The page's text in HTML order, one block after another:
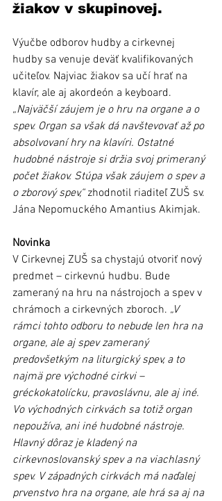
žiakov v skupinovej.
Výučbe odborov hudby a cirkevnej
hudby sa venuje deväť kvalifikovaných
učiteľov. Najviac žiakov sa učí hrať na
klavír, ale aj akordeón a keyboard.
„Najväčší záujem je o hru na organe a o
spev. Organ sa však dá navštevovať až po
absolvovaní hry na klavíri. Ostatné
hudobné nástroje si držia svoj primeraný
počet žiakov. Stúpa však záujem o spev a
o zborový spev,“ zhodnotil riaditeľ ZUŠ sv.
Jána Nepomuckého Amantius Akimjak.
Novinka
V Cirkevnej ZUŠ sa chystajú otvoriť nový
predmet – cirkevnú hudbu. Bude
zameraný na hru na nástrojoch a spev v
chrámoch a cirkevných zboroch. „V
rámci tohto odboru to nebude len hra na
organe, ale aj spev zameraný
predovšetkým na liturgický spev, a to
najmä pre východné cirkvi –
gréckokatolícku, pravoslávnu, ale aj iné.
Vo východných cirkvách sa totiž organ
nepoužíva, ani iné hudobné nástroje.
Hlavný dôraz je kladený na
cirkevnoslovanský spev a na viachlasný
spev. V západných cirkvách má naďalej
prvenstvo hra na organe, ale hrá sa aj na